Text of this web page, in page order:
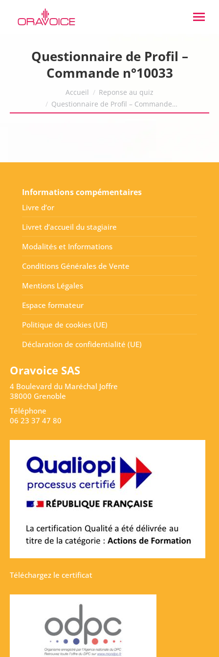
Questionnaire de Profil –
Commande n°10033
Accueil
Reponse au quiz
Questionnaire de Profil – Commande…
Informations compémentaires
Livre d’or
Livret d’accueil du stagiaire
Modalités et Informations
Conditions Générales de Vente
Mentions Légales
Espace formateur
Politique de cookies (UE)
Déclaration de confidentialité (UE)
Oravoice SAS
4 Boulevard du Maréchal Joffre
38000 Grenoble
Téléphone
06 23 37 47 80
Téléchargez le certificat